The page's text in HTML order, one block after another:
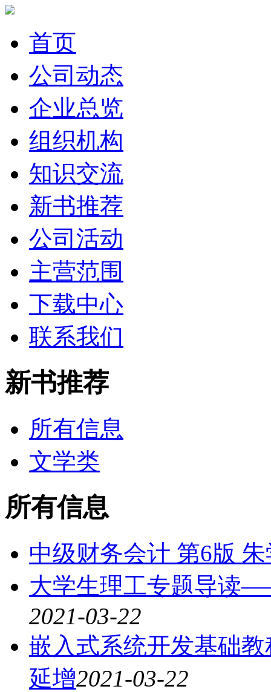
首页
公司动态
企业总览
组织机构
知识交流
新书推荐
公司活动
主营范围
下载中心
联系我们
新书推荐
所有信息
文学类
所有信息
中级财务会计 第6版
大学生理工专题导读
2021-03-22
嵌入式系统开发基础
延增2021-03-22